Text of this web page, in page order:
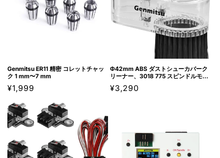
:
Genmitsu ER11 精密 コレットチャッ
ク 1 mm〜7 mm
通
価
格
¥1,999
Φ42mm ABS ダストシューカバーク
リーナー、3018 775 スピンドルモー
ター用
通
¥3,290